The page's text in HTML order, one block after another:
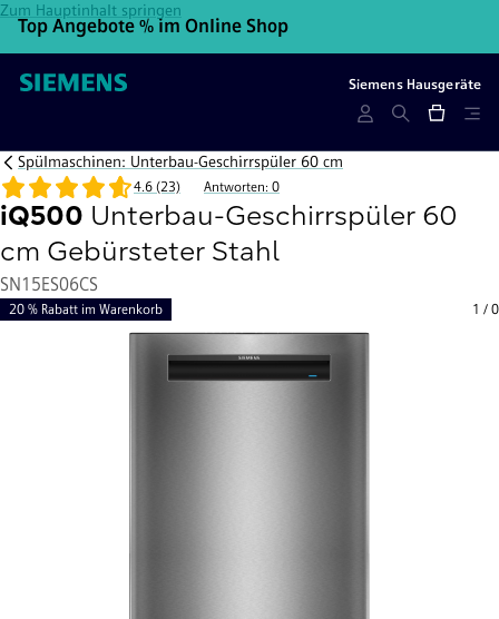
Zum Hauptinhalt springen
Top Angebote % im Online Shop
Siemens Hausgeräte
Spülmaschinen: Unterbau-Geschirrspüler 60 cm
iQ500 Unterbau-Geschirrspüler 60
cm Gebürsteter Stahl
SN15ES06CS
4.6 (23) Antworten: 0
20 % Rabatt im Warenkorb 1 / 0